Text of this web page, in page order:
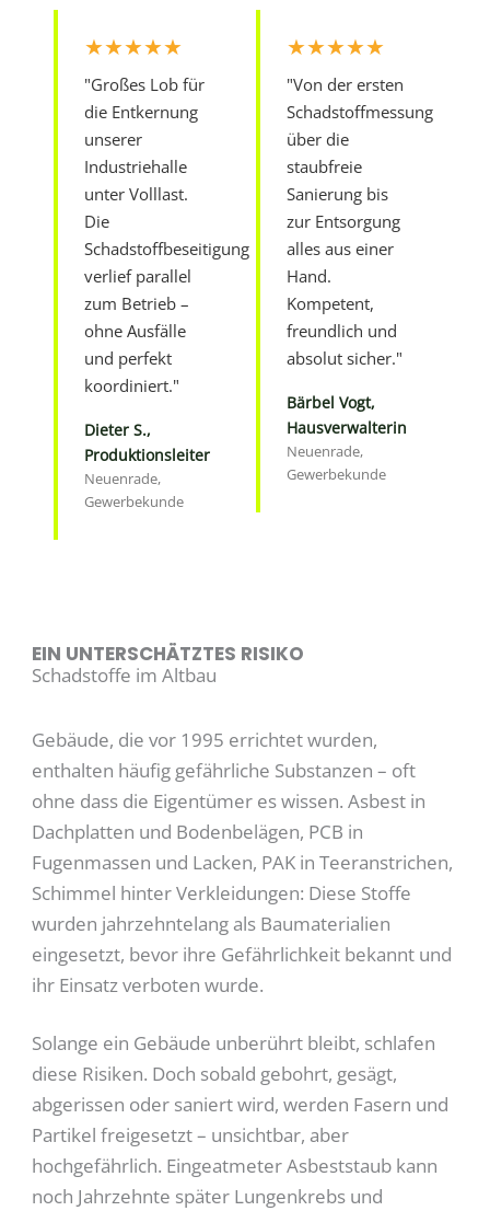
★★★★★
"Großes Lob für
die Entkernung
unserer
Industriehalle
unter Volllast.
Die
Schadstoffbeseitigung
verlief parallel
zum Betrieb –
ohne Ausfälle
und perfekt
koordiniert."
Dieter S.,
Produktionsleiter
Neuenrade,
Gewerbekunde
★★★★★
"Von der ersten
Schadstoffmessung
über die
staubfreie
Sanierung bis
zur Entsorgung
alles aus einer
Hand.
Kompetent,
freundlich und
absolut sicher."
Bärbel Vogt,
Hausverwalterin
Neuenrade,
Gewerbekunde
EIN UNTERSCHÄTZTES RISIKO
Schadstoffe im Altbau
Gebäude, die vor 1995 errichtet wurden,
enthalten häufig gefährliche Substanzen – oft
ohne dass die Eigentümer es wissen. Asbest in
Dachplatten und Bodenbelägen, PCB in
Fugenmassen und Lacken, PAK in Teeranstrichen,
Schimmel hinter Verkleidungen: Diese Stoffe
wurden jahrzehntelang als Baumaterialien
eingesetzt, bevor ihre Gefährlichkeit bekannt und
ihr Einsatz verboten wurde.
Solange ein Gebäude unberührt bleibt, schlafen
diese Risiken. Doch sobald gebohrt, gesägt,
abgerissen oder saniert wird, werden Fasern und
Partikel freigesetzt – unsichtbar, aber
hochgefährlich. Eingeatmeter Asbeststaub kann
noch Jahrzehnte später Lungenkrebs und